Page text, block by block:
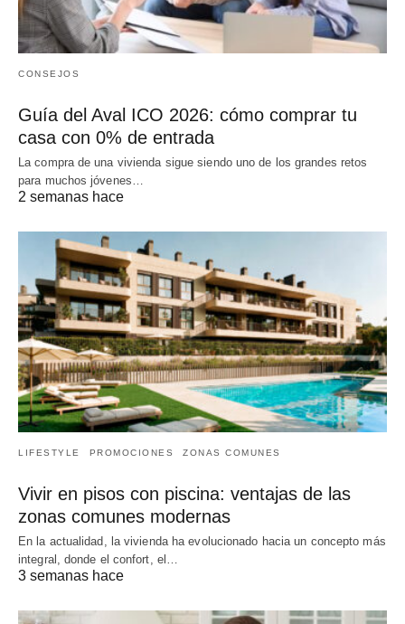
CONSEJOS
Guía del Aval ICO 2026: cómo comprar tu
casa con 0% de entrada
La compra de una vivienda sigue siendo uno de los grandes retos
para muchos jóvenes…
2 semanas hace
LIFESTYLE PROMOCIONES ZONAS COMUNES
Vivir en pisos con piscina: ventajas de las
zonas comunes modernas
En la actualidad, la vivienda ha evolucionado hacia un concepto más
integral, donde el confort, el…
3 semanas hace